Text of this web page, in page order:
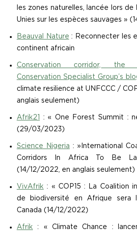
les zones naturelles, lancée lors de
Unies sur les espèces sauvages »
Beauval Nature : Reconnecter les
continent africain
Conservation corridor, the
Conservation Specialist Group’s
climate resilience at UNFCCC /
anglais seulement)
Afrik21
: « One Forest Summit :
(29/03/2023)
Science Nigeria : »International
Corridors In Africa To Be
(14/12/2022, en anglais seulement)
VivAfrik : « COP15 : La Coalition
de biodiversité en Afrique sera
Canada (14/12/2022)
Afrik : « Climate Chance :